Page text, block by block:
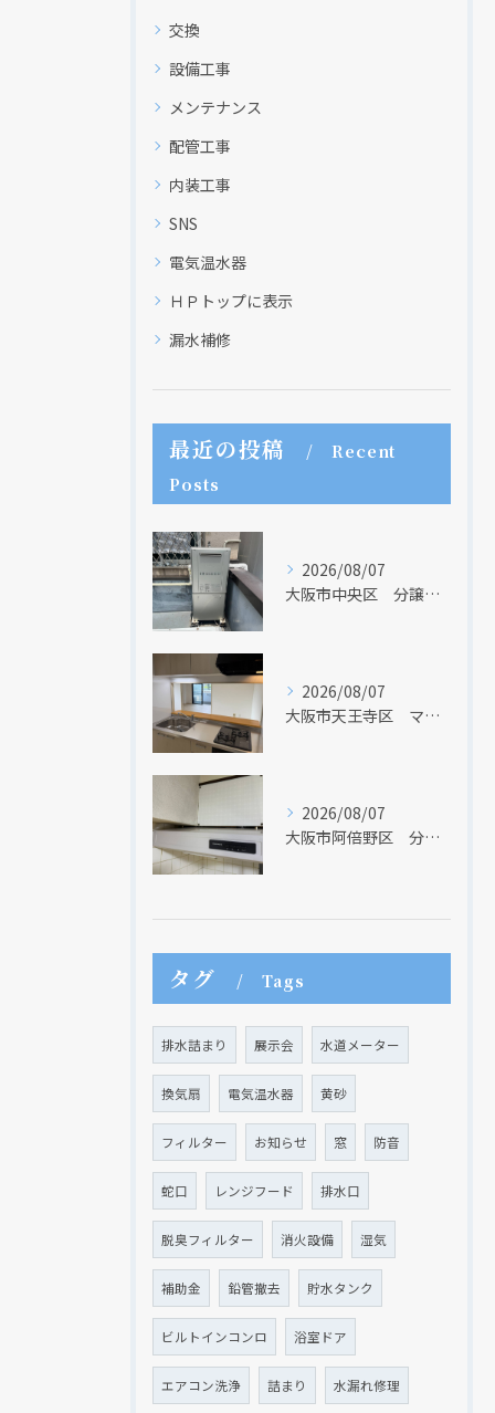
交換
設備工事
メンテナンス
配管工事
内装工事
SNS
電気温水器
ＨＰトップに表示
漏水補修
最近の投稿
Recent
Posts
2026/08/07
大阪市中央区 分譲マンションの給湯器取替リフォーム工事 UV除菌機能搭載給湯器
2026/08/07
大阪市天王寺区 マンションのキッチン取替及び内装リフォーム工事 クリナップ
2026/08/07
大阪市阿倍野区 分譲マンションのレンジフード取替リフォーム工事 タカラスタンダード
タグ Tags
排水詰まり 展示会 水道メーター
換気扇 電気温水器 黄砂
フィルター お知らせ 窓 防音
蛇口 レンジフード 排水口
脱臭フィルター 消火設備 湿気
補助金 鉛管撤去 貯水タンク
ビルトインコンロ 浴室ドア
エアコン洗浄 詰まり 水漏れ修理